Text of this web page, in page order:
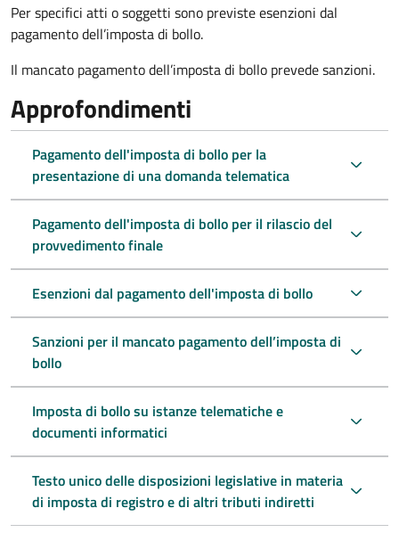
Per specifici atti o soggetti sono previste esenzioni dal
pagamento dell’imposta di bollo.
Il mancato pagamento dell’imposta di bollo prevede sanzioni.
Approfondimenti
Pagamento dell'imposta di bollo per la
presentazione di una domanda telematica
Pagamento dell'imposta di bollo per il rilascio del
provvedimento finale
Esenzioni dal pagamento dell'imposta di bollo
Sanzioni per il mancato pagamento dell’imposta di
bollo
Imposta di bollo su istanze telematiche e
documenti informatici
Testo unico delle disposizioni legislative in materia
di imposta di registro e di altri tributi indiretti